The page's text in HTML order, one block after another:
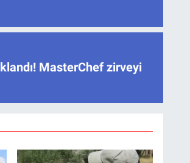
MasterChef zirveyi